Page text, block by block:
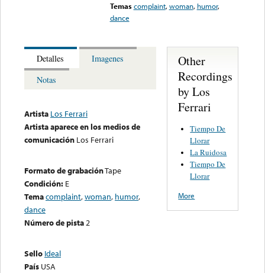
Temas complaint,woman, humor,
dance
Detalles
Imagenes
Notas
Artista Los Ferrari
Artista aparece en los medios de
comunicación Los Ferrari
Formato de grabaciónTape
Condición: E
Temacomplaint,woman, humor,
dance
Número de pista2
Sello Ideal
País USA
Other
Recordings
by Los
Ferrari
Tiempo De
Llorar
La Ruidosa
Tiempo De
Llorar
More